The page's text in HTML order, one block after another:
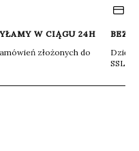
W CIĄGU 24H
złożonych do
Dzięki
SSL